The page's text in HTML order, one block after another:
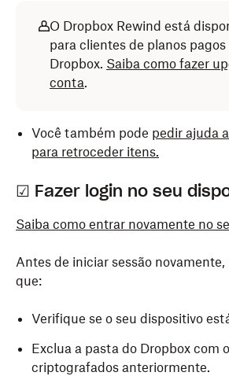
O Dropbox Rewind está
para clientes de planos pagos
Dropbox. Saiba como fazer
conta.
Você também pode pedir ajuda
para retroceder itens.
☑ Fazer login no seu
Saiba como entrar novamente no
Antes de iniciar sessão
que:
Verifique se o seu dispositivo
Exclua a pasta do Dropbox com
criptografados anteriormente.